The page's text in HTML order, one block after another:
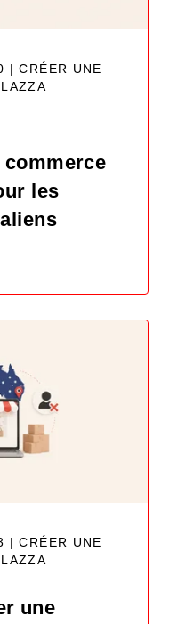
| CRÉER UNE
les
| CRÉER UNE
une